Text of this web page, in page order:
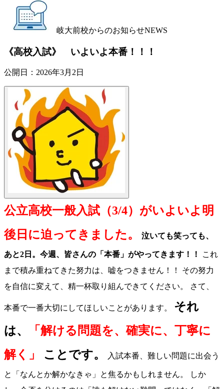
岐大前校からのお知らせNEWS
《高校入試》 いよいよ本番！！！
公開日： 2026年3月2日
公立高校一般入試（3/4）がいよいよ明
後日に迫ってきました。
泣いても笑っても、
あと2日。今週、皆さんの「本番」がやってきます！！
これ
まで積み重ねてきた努力は、嘘をつきません！！ その努力
を自信に変えて、精一杯取り組んできてください。 さて、
本番で一番大切にしてほしいことがあります。 それ
は、
「解ける問題を、確実に、丁寧に
解く」
ことです。 入試本番、難しい問題に出会う
と「なんとか解かなきゃ」と焦るかもしれません。 しか